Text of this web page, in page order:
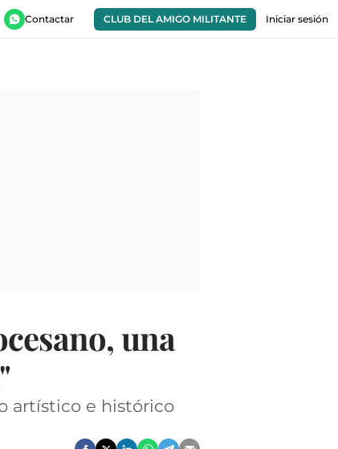
Contactar CLUB DEL AMIGO MILITANTE Iniciar sesión
una
artístico e histórico